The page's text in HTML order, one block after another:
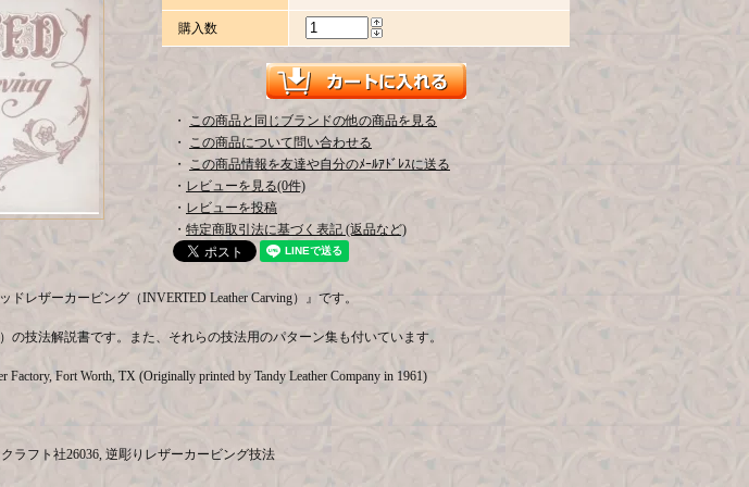
購入数
・ この商品と同じブランドの他の商品を見る
・ この商品について問い合わせる
・ この商品情報を友達や自分のﾒｰﾙｱﾄﾞﾚｽに送る
・ レビューを見る(0件)
・ レビューを投稿
・ 特定商取引法に基づく表記 (返品など)
レザーカービング（INVERTED Leather Carving）』です。
技法解説書です。また、それらの技法用のパターン集も付いています。
Fort Worth, TX (Originally printed by Tandy Leather Company in 1961)
ラフト社26036, 逆彫りレザーカービング技法